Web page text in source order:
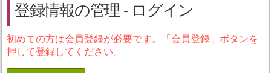
登録情報の管理 - ログイン
初めての方は会員登録が必要です。「会員登録」ボタンを
押して登録してください。